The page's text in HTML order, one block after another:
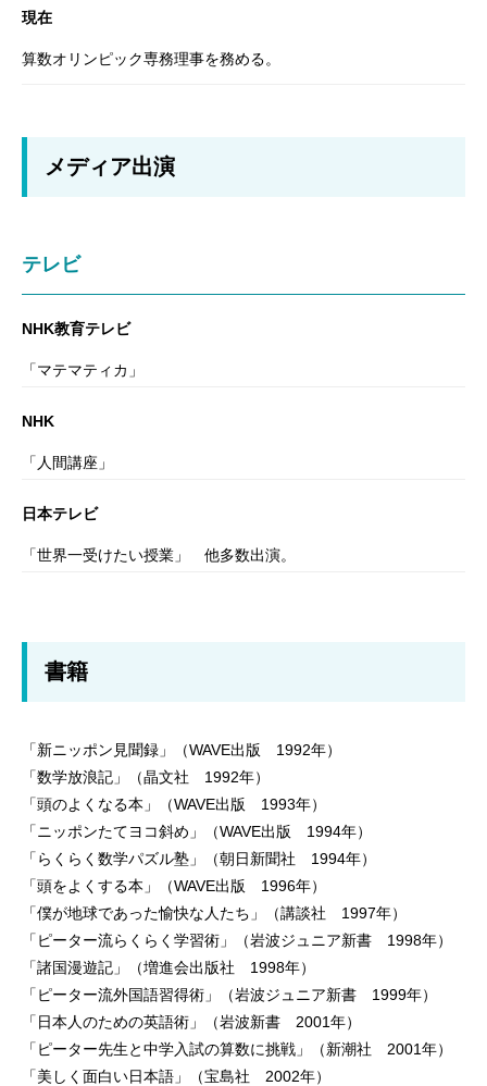
現在
算数オリンピック専務理事を務める。
メディア出演
テレビ
NHK教育テレビ
「マテマティカ」
NHK
「人間講座」
日本テレビ
「世界一受けたい授業」 他多数出演。
書籍
「新ニッポン見聞録」（WAVE出版 1992年）
「数学放浪記」（晶文社 1992年）
「頭のよくなる本」（WAVE出版 1993年）
「ニッポンたてヨコ斜め」（WAVE出版 1994年）
「らくらく数学パズル塾」（朝日新聞社 1994年）
「頭をよくする本」（WAVE出版 1996年）
「僕が地球であった愉快な人たち」（講談社 1997年）
「ピーター流らくらく学習術」（岩波ジュニア新書 1998年）
「諸国漫遊記」（増進会出版社 1998年）
「ピーター流外国語習得術」（岩波ジュニア新書 1999年）
「日本人のための英語術」（岩波新書 2001年）
「ピーター先生と中学入試の算数に挑戦」（新潮社 2001年）
「美しく面白い日本語」（宝島社 2002年）